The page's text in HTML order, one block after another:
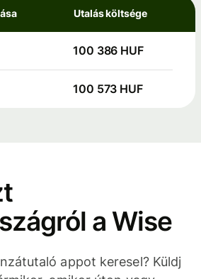
Utalás költsége
100 386 HUF
100 573 HUF
a Wise
appot keresel? Küldj